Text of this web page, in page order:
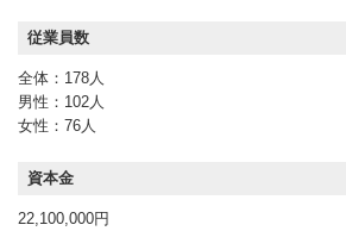
従業員数
全体：178人
男性：102人
女性：76人
資本金
22,100,000円